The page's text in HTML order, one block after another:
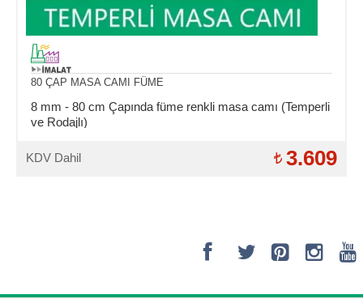
80 ÇAP MASA CAMI FÜME
8 mm - 80 cm Çapında füme renkli masa camı (Temperli
ve Rodajlı)
KDV Dahil 3.609